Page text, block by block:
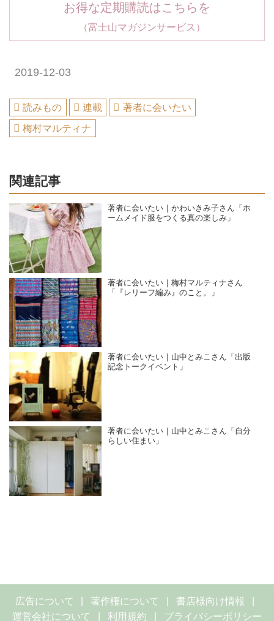
お得な定期購読はこちらを
（富士山マガジンサービス）
2019-12-03
読みもの 連載
著者に会いたい
梅村マルティナ
関連記事
著者に会いたい｜かわいきみ子さん「ホ
ームメイド服をつくる真の楽しみ」
著者に会いたい｜梅村マルティナさん
「『レリーフ編み』のこと。」
著者に会いたい｜山中とみこさん「出版
記念トークイベント」
著者に会いたい｜山中とみこさん「自分
らしい住まい」
広告について 著作権について
書店様向け情報
運営会社について
利用規約 プライバシーポリシー